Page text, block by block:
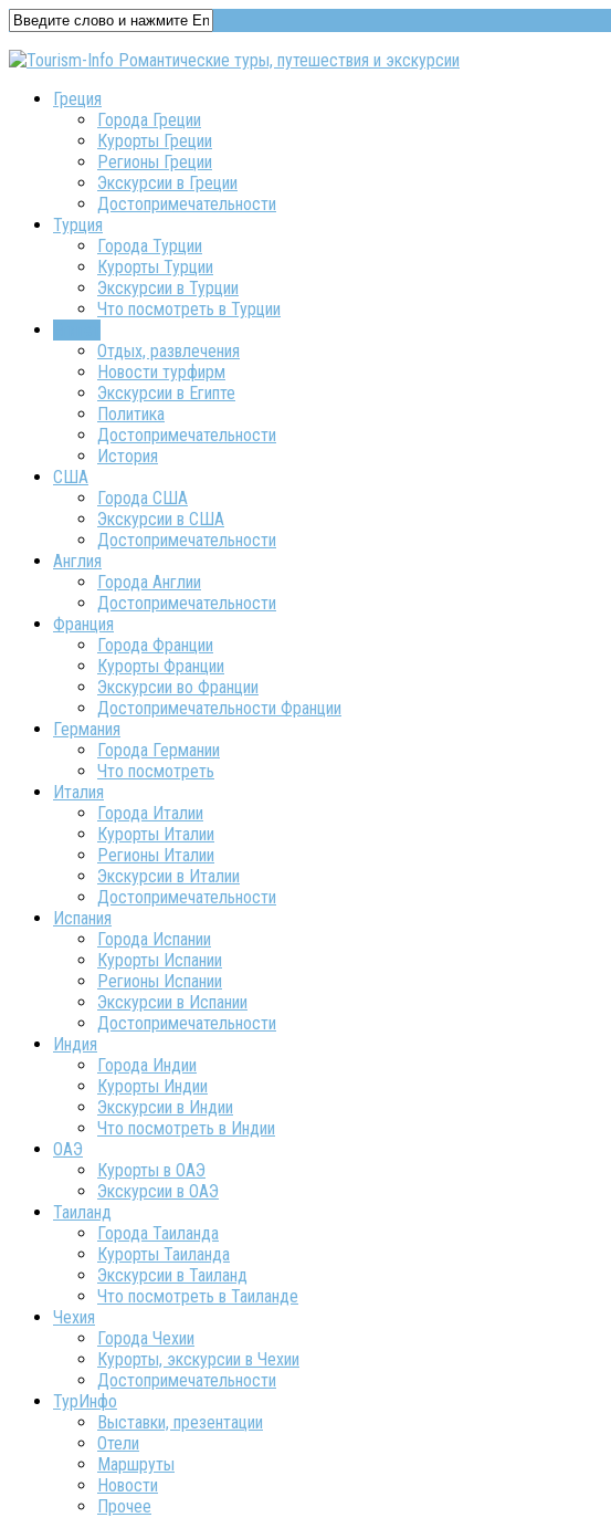
Греция
Города Греции
Курорты Греции
Регионы Греции
Экскурсии в Греции
Достопримечательности
Турция
Города Турции
Курорты Турции
Экскурсии в Турции
Что посмотреть в Турции
Отдых, развлечения
Новости турфирм
Экскурсии в Египте
Политика
Достопримечательности
История
США
Города США
Экскурсии в США
Достопримечательности
Англия
Города Англии
Достопримечательности
Франция
Города Франции
Курорты Франции
Экскурсии во Франции
Достопримечательности Франции
Германия
Города Германии
Что посмотреть
Италия
Города Италии
Курорты Италии
Регионы Италии
Экскурсии в Италии
Достопримечательности
Испания
Города Испании
Курорты Испании
Регионы Испании
Экскурсии в Испании
Достопримечательности
Индия
Города Индии
Курорты Индии
Экскурсии в Индии
Что посмотреть в Индии
ОАЭ
Курорты в ОАЭ
Экскурсии в ОАЭ
Таиланд
Города Таиланда
Курорты Таиланда
Экскурсии в Таиланд
Что посмотреть в Таиланде
Чехия
Города Чехии
Курорты, экскурсии в Чехии
Достопримечательности
ТурИнфо
Выставки, презентации
Отели
Маршруты
Новости
Прочее